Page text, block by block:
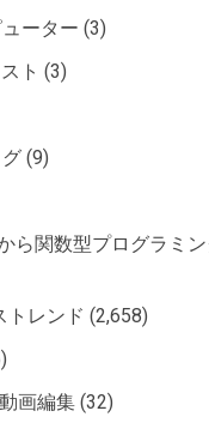
ーター (3)
ト (3)
(9)
ら関数型プログラミ
トレンド (2,658)
画編集 (32)